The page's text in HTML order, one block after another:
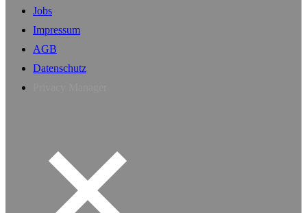
Jobs
Impressum
AGB
Datenschutz